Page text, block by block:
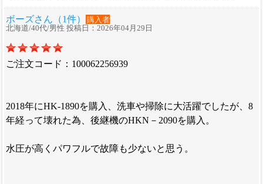
ボーズさん（1件）
購入者
北海道/40代/男性 投稿日：2026年04月29日
ご注文コード：100062256939
2018年にHK-1890を購入、洗車や掃除に大活躍でしたが、8
年経って壊れた為、後継機のHKN－2090を購入。
水圧が高くパワフルで故障も少ないと思う。